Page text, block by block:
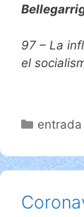
97 – La
el
entrada